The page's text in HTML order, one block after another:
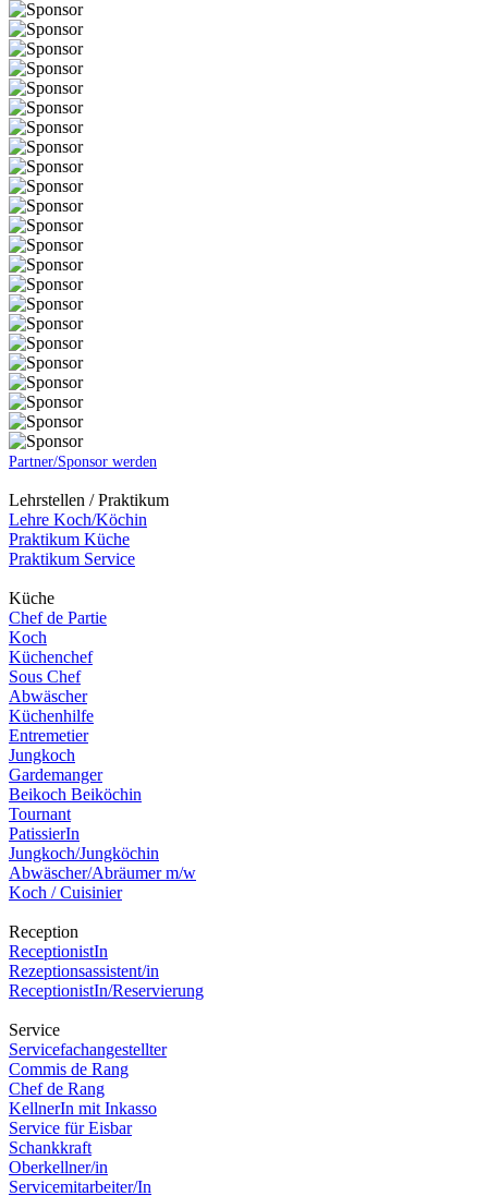
Partner/Sponsor werden
Lehrstellen / Praktikum
Lehre Koch/Köchin
Praktikum Küche
Praktikum Service
Küche
Chef de Partie
Koch
Küchenchef
Sous Chef
Abwäscher
Küchenhilfe
Entremetier
Jungkoch
Gardemanger
Beikoch Beiköchin
Tournant
PatissierIn
Jungkoch/Jungköchin
Abwäscher/Abräumer m/w
Koch / Cuisinier
Reception
ReceptionistIn
Rezeptionsassistent/in
ReceptionistIn/Reservierung
Service
Servicefachangestellter
Commis de Rang
Chef de Rang
KellnerIn mit Inkasso
Service für Eisbar
Schankkraft
Oberkellner/in
Servicemitarbeiter/In